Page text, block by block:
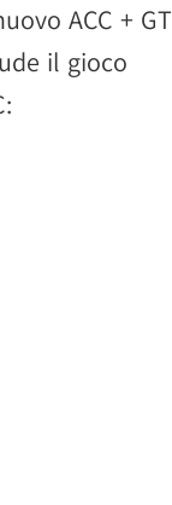
ACC + GT
il gioco